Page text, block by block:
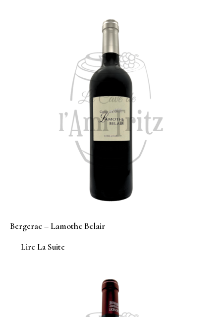
Bergerac – Lamothe Belair
Lire La Suite